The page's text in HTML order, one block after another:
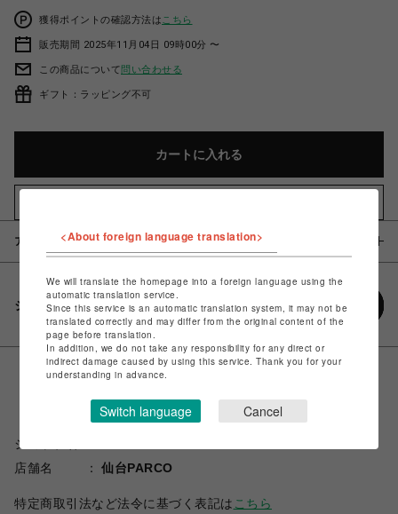
獲得ポイントの確認方法は こちら
販売期間 2025年11月04日 09時00分 〜
この商品について問い合わせる
ギフト：ラッピング不可
カートに入れる
アイテム説明 / 素材
シェアする
ショップ名
店舗名
仙台PARCO
特定商取引法など法令に基づく表記は こちら
<About foreign language translation>
We will translate the homepage into a foreign language using the
automatic translation service.
Since this service is an automatic translation system, it may not be
translated correctly and may differ from the original content of the
page before translation.
In addition, we do not take any responsibility for any direct or
indirect damage caused by using this service. Thank you for your
understanding in advance.
Switch language Cancel